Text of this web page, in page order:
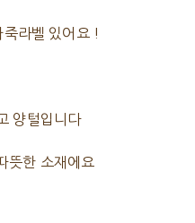
죽라벨 있어요 !
양털입니다
뜻한 소재에요